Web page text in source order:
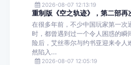
2026-08-07 12:13:19
重制版《空之轨迹》，第二部再
在很多年前，不少中国玩家第一次
时，都曾遇到过一个令人困惑的瞬
险后，艾丝蒂尔与约书亚迎来令人
然陷入...
2026-08-07 12:05:19